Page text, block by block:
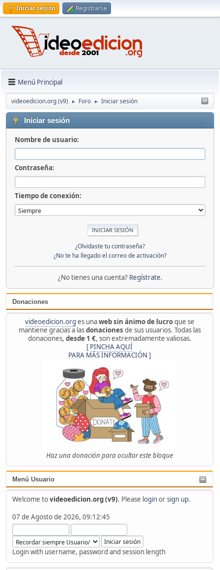
Iniciar sesión Registrarse
Menú Principal
videoedicion.org (v9) ► Foro ► Iniciar sesión
Donaciones
videoedicion.org es unaweb sin ánimo de lucroque se
mantiene gracias a lasdonaciones de sus usuarios. Todas las
donaciones, desde 1 €, son extremadamente valiosas.
[ PINCHA AQUÍ
PARA MÁS INFORMACIÓN ]
Haz una donación para ocultar este bloque
Menú Usuario
Welcome tovideoedicion.org (v9). Please loginorsign up.
07 de Agosto de 2026, 09:12:45
Login with username, password and session length
Iniciar sesión
Nombre de usuario:
Contraseña:
Tiempo de conexión:
¿Olvidaste tu contraseña?
¿No te ha llegado el correo de activación?
¿No tienes una cuenta? Regístrate.